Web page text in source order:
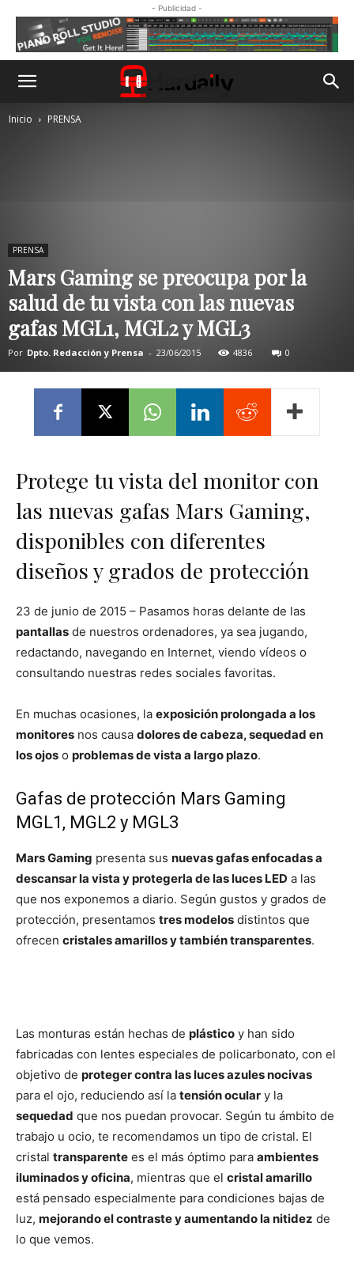
- Publicidad -
Inicio PRENSA
PRENSA
Mars Gaming se preocupa por la
salud de tu vista con las nuevas
gafas MGL1, MGL2 y MGL3
Por Dpto. Redacción y Prensa - 23/06/2015 4836 0
Protege tu vista del monitor con
las nuevas gafas Mars Gaming,
disponibles con diferentes
diseños y grados de protección
23 de junio de 2015 – Pasamos horas delante de las
pantallas de nuestros ordenadores, ya sea jugando,
redactando, navegando en Internet, viendo vídeos o
consultando nuestras redes sociales favoritas.
En muchas ocasiones, la exposición prolongada a los
monitores nos causa dolores de cabeza, sequedad en
los ojos o problemas de vista a largo plazo.
Gafas de protección Mars Gaming
MGL1, MGL2 y MGL3
Mars Gaming presenta sus nuevas gafas enfocadas a
descansar la vista y protegerla de las luces LED a las
que nos exponemos a diario. Según gustos y grados de
protección, presentamos tres modelos distintos que
ofrecen cristales amarillos y también transparentes.
Las monturas están hechas de plástico y han sido
fabricadas con lentes especiales de policarbonato, con el
objetivo de proteger contra las luces azules nocivas
para el ojo, reduciendo así la tensión ocular y la
sequedad que nos puedan provocar. Según tu ámbito de
trabajo u ocio, te recomendamos un tipo de cristal. El
cristal transparente es el más óptimo para ambientes
iluminados y oficina, mientras que el cristal amarillo
está pensado especialmente para condiciones bajas de
luz, mejorando el contraste y aumentando la nitidez de
lo que vemos.